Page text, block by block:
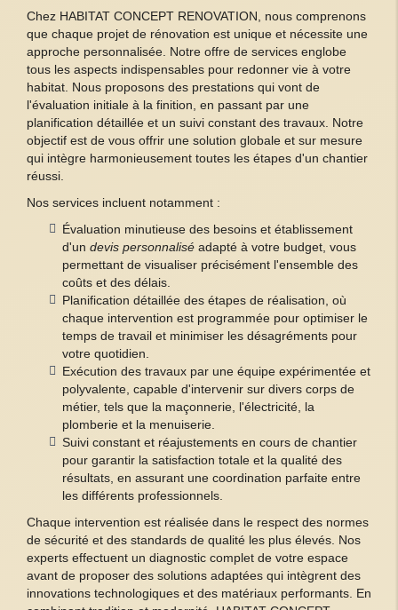
Chez HABITAT CONCEPT RENOVATION, nous comprenons
que chaque projet de rénovation est unique et nécessite une
approche personnalisée. Notre offre de services englobe
tous les aspects indispensables pour redonner vie à votre
habitat. Nous proposons des prestations qui vont de
l'évaluation initiale à la finition, en passant par une
planification détaillée et un suivi constant des travaux. Notre
objectif est de vous offrir une solution globale et sur mesure
qui intègre harmonieusement toutes les étapes d'un chantier
réussi.
Nos services incluent notamment :
Évaluation minutieuse des besoins et établissement
d'un devis personnalisé adapté à votre budget, vous
permettant de visualiser précisément l'ensemble des
coûts et des délais.
Planification détaillée des étapes de réalisation, où
chaque intervention est programmée pour optimiser le
temps de travail et minimiser les désagréments pour
votre quotidien.
Exécution des travaux par une équipe expérimentée et
polyvalente, capable d'intervenir sur divers corps de
métier, tels que la maçonnerie, l'électricité, la
plomberie et la menuiserie.
Suivi constant et réajustements en cours de chantier
pour garantir la satisfaction totale et la qualité des
résultats, en assurant une coordination parfaite entre
les différents professionnels.
Chaque intervention est réalisée dans le respect des normes
de sécurité et des standards de qualité les plus élevés. Nos
experts effectuent un diagnostic complet de votre espace
avant de proposer des solutions adaptées qui intègrent des
innovations technologiques et des matériaux performants. En